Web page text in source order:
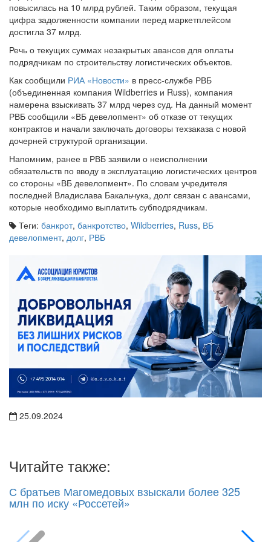
повысилась на 10 млрд рублей. Таким образом, текущая
цифра задолженности компании перед маркетплейсом
достигла 37 млрд.
Речь о текущих суммах незакрытых авансов для оплаты
подрядчикам по строительству логистических объектов.
Как сообщили РИА «Новости» в пресс-службе РВБ
(объединенная компания Wildberries и Russ), компания
намерена взыскивать 37 млрд через суд. На данный момент
РВБ сообщили «ВБ девелопмент» об отказе от текущих
контрактов и начали заключать договоры техзаказа с новой
дочерней структурой организации.
Напомним, ранее в РВБ заявили о неисполнении
обязательств по вводу в эксплуатацию логистических центров
со стороны «ВБ девелопмент». По словам учредителя
последней Владислава Бакальчука, долг связан с авансами,
которые необходимо выплатить субподрядчикам.
Теги: банкрот, банкротство, Wildberries, Russ, ВБ
девелопмент, долг, РВБ
25.09.2024
Читайте также:
С братьев Магомедовых взыскали более 325
млн по иску «Россетей»